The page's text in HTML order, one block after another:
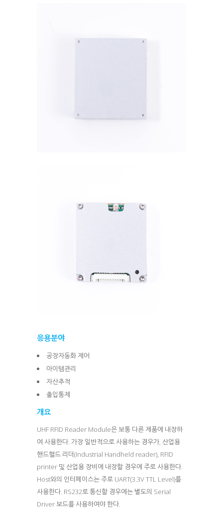
응용분야
공장자동화 제어
아이템관리
자산추적
출입통제
개요
UHF RFID Reader Module은 보통 다른 제품에 내장하
여 사용한다. 가장 일반적으로 사용하는 경우가, 산업용
핸드핼드 리더(Industrial Handheld reader), RFID
printer 및 산업용 장비에 내장할 경우에 주로 사용한다.
Host와의 인터페이스는 주로 UART(3.3V TTL Level)를
사용한다. RS232로 통신할 경우에는 별도의 Serial
Driver 보드를 사용하여야 한다.